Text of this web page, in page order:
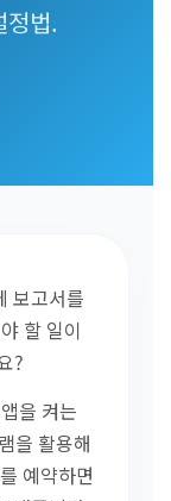
정법.
보고서를
할 일이
?
을 켜는
을 활용해
예약하면